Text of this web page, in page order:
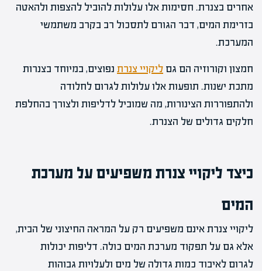
אחרים בצנרת. חסימות אלו עלולות להוביל להצפות ולהאטה
בזרימת המים, דבר הגורם לתסכול רב בקרב משתמשי
המערכת.
חמצון וקורוזיה הם גם ליקויי צנרת נפוצים, במיוחד בצנרות
מתכת ישנות. תופעות אלו עלולות לגרום לחלודה
ולהתפוררות הצינורות, מה שמוביל לדליפות ולצורך בהחלפת
חלקים גדולים של הצנרת.
כיצד ליקויי צנרת משפיעים על מערכת
המים
ליקויי צנרת אינם משפיעים רק על המראה החיצוני של הבית,
אלא גם על תפקוד מערכת המים כולה. דליפות יכולות
לגרום לאיבוד כמות גדולה של מים ולעלויות גבוהות